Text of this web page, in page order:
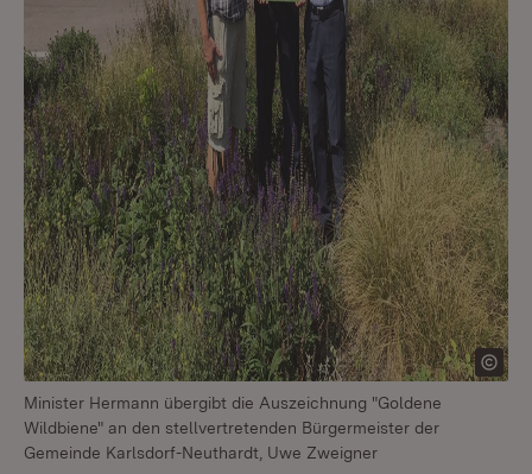
Minister Hermann übergibt die Auszeichnung "Goldene
Wildbiene" an den stellvertretenden Bürgermeister der
Gemeinde Karlsdorf-Neuthardt, Uwe Zweigner